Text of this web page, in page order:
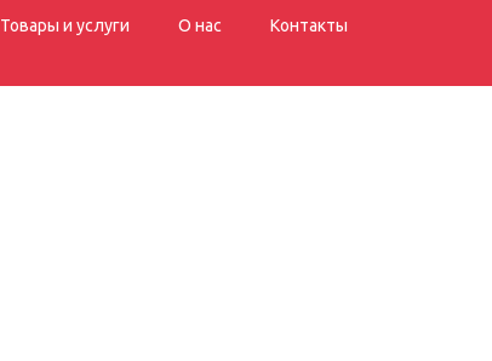
Товары и услуги О нас Контакты